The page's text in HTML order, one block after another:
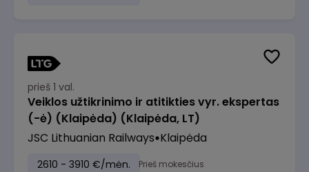
prieš 1 val.
Veiklos užtikrinimo ir atitikties vyr. ekspertas
(-ė) (Klaipėda) (Klaipėda, LT)
JSC Lithuanian Railways Klaipėda
2610 - 3910 €/mėn. Prieš mokesčius